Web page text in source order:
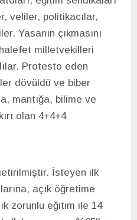
veliler, politikacılar,
Yasanın çıkmasını
milletvekilleri
Protesto eden
dövüldü ve biber
mantığa, bilime ve
olan 4+4+4
İsteyen ilk
açık öğretime
zorunlu eğitim ile 14